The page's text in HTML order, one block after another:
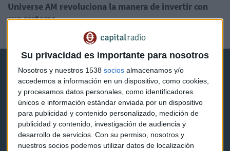
Su privacidad es importante para nosotros
Nosotros y nuestros 1538 socios almacenamos y/o
accedemos a información en un dispositivo, como cookies,
y procesamos datos personales, como identificadores
únicos e información estándar enviada por un dispositivo
para publicidad y contenido personalizado, medición de
publicidad y contenido, investigación de audiencia y
desarrollo de servicios. Con su permiso, nosotros y
nuestros socios podemos utilizar datos de localización
Universe AM revoluciona la manera de invertir con
sus carteras
Capital Radio
Noticias